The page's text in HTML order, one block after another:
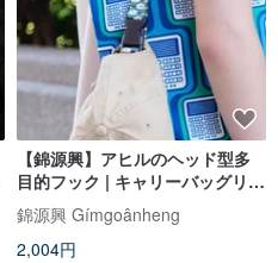
【錦源興】アヒルのヘッド型多
目的フック | キャリーバッグリン
グ・ベビーカーフック・スマホ
ハンドストラップ
錦源興 Gímgoânheng
2,004円